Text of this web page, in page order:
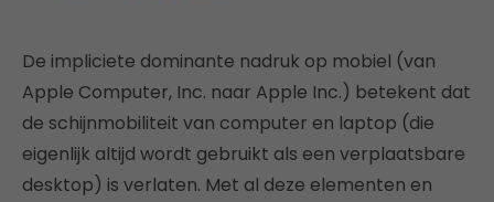
De impliciete dominante nadruk op mobiel (van
Apple Computer, Inc. naar Apple Inc.) betekent dat
de schijnmobiliteit van computer en laptop (die
eigenlijk altijd wordt gebruikt als een verplaatsbare
desktop) is verlaten. Met al deze elementen en